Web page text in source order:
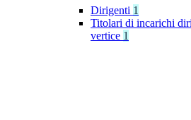
Dirigenti 1
Titolari di incarichi
vertice 1